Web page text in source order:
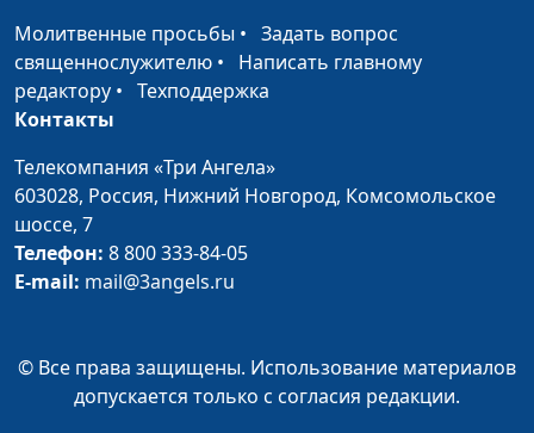
Молитва «Отче наш»
Алексей Мошкин,
священнослужитель
Радость в искушениях
Пребывание на лозе
человеческая
Алексей Мошкин,
священнослужитель
Молитвенные просьбы • Задать вопрос
священнослужителю • Написать главному
редактору • Техподдержка
Контакты
Телекомпания «Три Ангела»
603028, Россия, Нижний Новгород, Комсомольское
шоссе, 7
Телефон: 8 800 333-84-05
E-mail: mail@3angels.ru
© Все права защищены. Использование материалов
допускается только с согласия редакции.